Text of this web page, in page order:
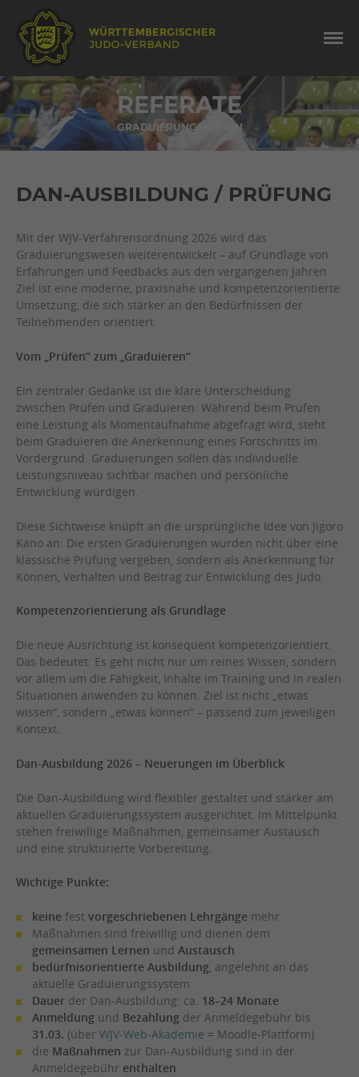
REFERATE
GRADUIERUNGSWESEN
DAN-AUSBILDUNG / PRÜFUNG
Mit der WJV-Verfahrensordnung 2026 wird das
Graduierungswesen weiterentwickelt – auf Grundlage von
Erfahrungen und Feedbacks aus den vergangenen Jahren.
Ziel ist eine moderne, praxisnahe und kompetenzorientierte
Umsetzung, die sich stärker an den Bedürfnissen der
Teilnehmenden orientiert.
Vom „Prüfen“ zum „Graduieren“
Ein zentraler Gedanke ist die klare Unterscheidung
zwischen Prüfen und Graduieren: Während beim Prüfen
eine Leistung als Momentaufnahme abgefragt wird, steht
beim Graduieren die Anerkennung eines Fortschritts im
Vordergrund. Graduierungen sollen das individuelle
Leistungsniveau sichtbar machen und persönliche
Entwicklung würdigen.
Diese Sichtweise knüpft an die ursprüngliche Idee von Jigoro
Kano an: Die ersten Graduierungen wurden nicht über eine
klassische Prüfung vergeben, sondern als Anerkennung für
Können, Verhalten und Beitrag zur Entwicklung des Judo.
Kompetenzorientierung als Grundlage
Die neue Ausrichtung ist konsequent kompetenzorientiert.
Das bedeutet: Es geht nicht nur um reines Wissen, sondern
vor allem um die Fähigkeit, Inhalte im Training und in realen
Situationen anwenden zu können. Ziel ist nicht „etwas
wissen“, sondern „etwas können“ – passend zum jeweiligen
Kontext.
Dan-Ausbildung 2026 – Neuerungen im Überblick
Die Dan-Ausbildung wird flexibler gestaltet und stärker am
aktuellen Graduierungssystem ausgerichtet. Im Mittelpunkt
stehen freiwillige Maßnahmen, gemeinsamer Austausch
und eine strukturierte Vorbereitung.
Wichtige Punkte:
keine festvorgeschriebenen Lehrgänge mehr
Maßnahmen sind freiwillig und dienen dem
gemeinsamen Lernen undAustausch
bedürfnisorientierte Ausbildung, angelehnt an das
aktuelle Graduierungssystem
Dauer der Dan-Ausbildung: ca. 18–24 Monate
Anmeldung und Bezahlung der Anmeldegebühr bis
31.03. (überWJV-Web-Akademie = Moodle-Plattform)
die Maßnahmen zur Dan-Ausbildung sind in der
Anmeldegebühr enthalten